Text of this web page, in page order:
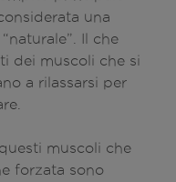
una
Il che
dei muscoli che si
a rilassarsi per
muscoli che
forzata sono